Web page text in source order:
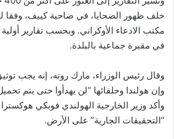
خلف ظهور الضحايا، في ضاحية كييف، وفقا
في مقبرة جماعية بالبلدة.
وقال رئيس الوزراء، مارك روته، إنه يجب
وإن هولندا وحلفائها “لن يهدأوا حتى يتم
وأكد وزير الخارجية الهولندي فوبكي
“التحقيقات الجارية” على الأرض.